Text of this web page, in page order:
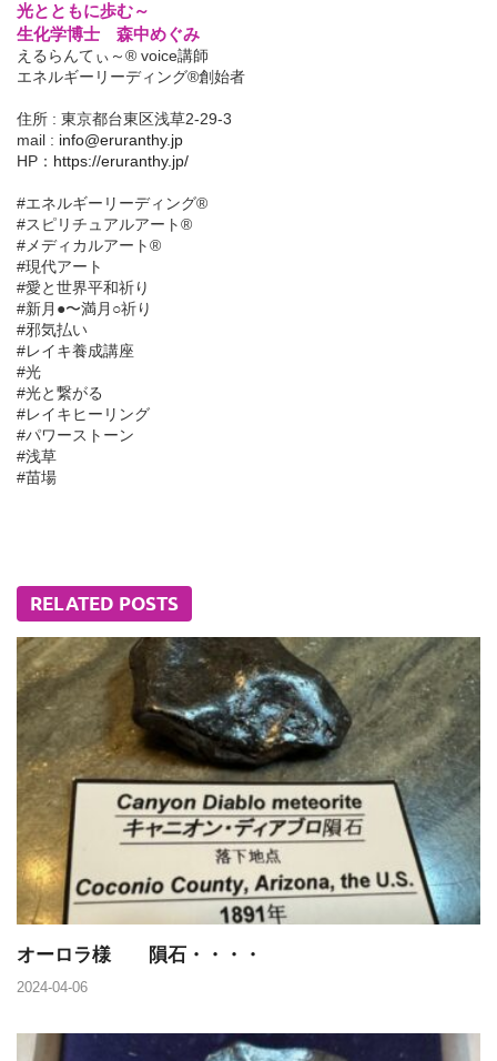
光とともに歩む～
生化学博士 森中めぐみ
えるらんてぃ～® voice講師
エネルギーリーディング®創始者
住所 : 東京都台東区浅草2-29-3
mail : info@eruranthy.jp
HP： https://eruranthy.jp/
#エネルギーリーディング®︎
#スピリチュアルアート®︎
#メディカルアート®︎
#現代アート
#愛と世界平和祈り
#新月●〜満月○祈り
#邪気払い
#レイキ養成講座
#光
#光と繋がる
#レイキヒーリング
#パワーストーン
#浅草
#苗場
RELATED POSTS
オーロラ様 隕石・・・・
2024-04-06